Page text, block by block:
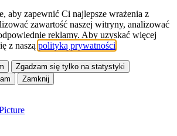
aby zapewnić Ci najlepsze wrażenia z
zawartość naszej witryny, analizować
reklamy. Aby uzyskać więcej
z naszą polityką prywatności
Zgadzam się tylko na statystyki
Zamknij